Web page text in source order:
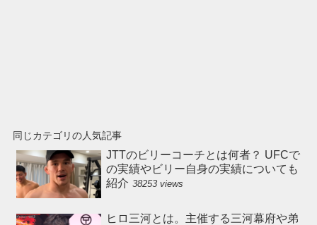
同じカテゴリの人気記事
JTTのビリーコーチとは何者？ UFCで
の実績やビリー自身の実績についても
紹介 38253 views
ヒロ三河とは。主催する三河幕府や弟